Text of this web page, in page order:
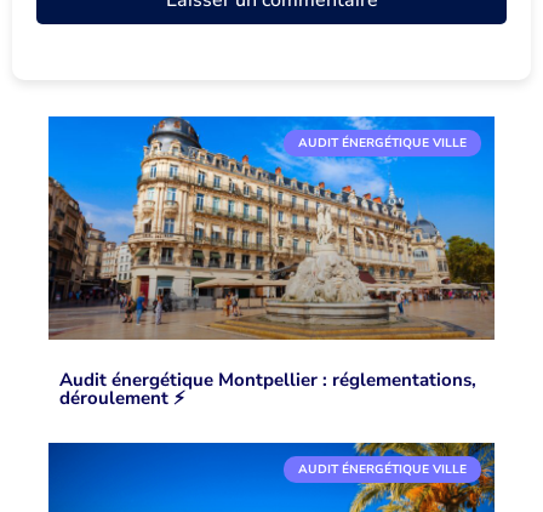
AUDIT ÉNERGÉTIQUE VILLE
Audit énergétique Montpellier : réglementations,
déroulement ⚡️
AUDIT ÉNERGÉTIQUE VILLE